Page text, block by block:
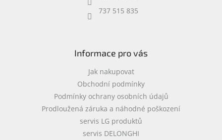
737 515 835
Informace pro vás
Jak nakupovat
Obchodní podmínky
Podmínky ochrany osobních údajů
Prodloužená záruka a náhodné poškození
servis LG produktů
servis DELONGHI